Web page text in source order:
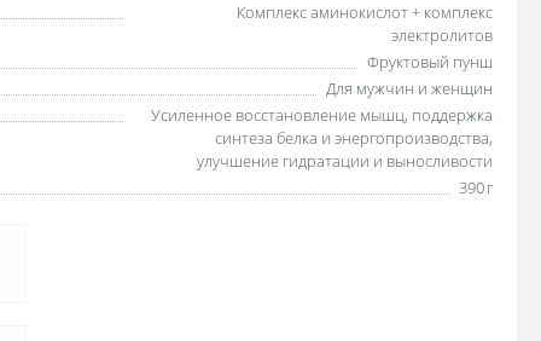
Комплекс аминокислот + комплекс
электролитов
Фруктовый пунш
Для мужчин и женщин
Усиленное восстановление мышц, поддержка
синтеза белка и энергопроизводства,
улучшение гидратации и выносливости
390 г